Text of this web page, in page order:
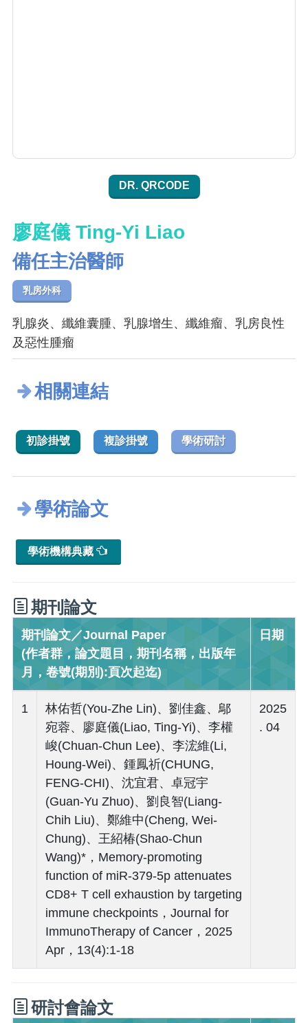
DR. QRCODE
廖庭儀 Ting-Yi Liao
備任主治醫師
乳房外科
乳腺炎、纖維囊腫、乳腺增生、纖維瘤、乳房良性
及惡性腫瘤
相關連結
初診掛號 複診掛號 學術研討
學術論文
學術機構典藏
期刊論文
期刊論文／Journal Paper
(作者群，論文題目，期刊名稱，出版年
月，卷號(期別):頁次起迄)
日期
1
林佑哲(You-Zhe Lin)、劉佳鑫、鄔
宛蓉、廖庭儀(Liao, Ting-Yi)、李權
峻(Chuan-Chun Lee)、李浤維(Li,
Houng-Wei)、鍾鳳祈(CHUNG,
FENG-CHI)、沈宜君、卓冠宇
(Guan-Yu Zhuo)、劉良智(Liang-
Chih Liu)、鄭維中(Cheng, Wei-
Chung)、王紹椿(Shao-Chun
Wang)*，Memory-promoting
function of miR-379-5p attenuates
CD8+ T cell exhaustion by targeting
immune checkpoints，Journal for
ImmunoTherapy of Cancer，2025
Apr，13(4):1-18
2025
. 04
研討會論文